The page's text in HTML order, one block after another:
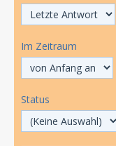
Im Zeitraum
Status